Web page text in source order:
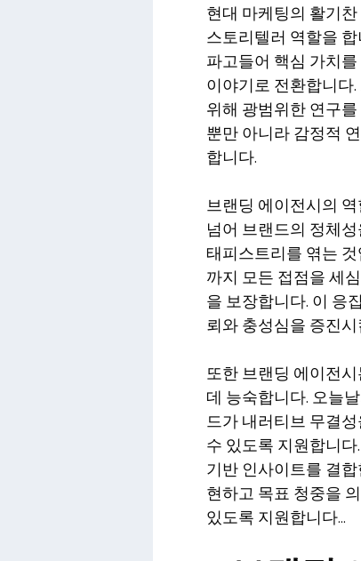
현대 마케팅의 활기
스토리텔러 역할을
파고들어 핵심 가치
이야기로 전환합니다
위해 광범위한 연구
뿐만 아니라 감정적
합니다.
브랜딩 에이전시의
넘어 브랜드의 정체
태피스트리를 엮는
까지 모든 접점을 세
을 보장합니다. 이 응
뢰와 충성심을 증진
또한 브랜딩 에이전
데 능숙합니다. 오늘
드가 내러티브 무결
수 있도록 지원합니
기반 인사이트를 결
현하고 목표 청중을
있도록 지원합니다…